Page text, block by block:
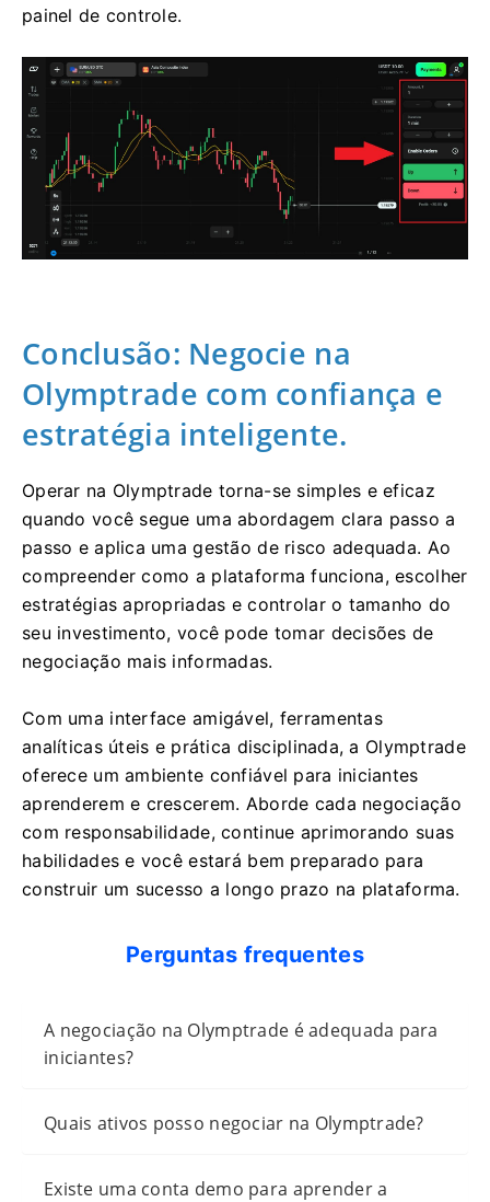
painel de controle.
Conclusão: Negocie na
Olymptrade com confiança e
estratégia inteligente.
Operar na Olymptrade torna-se simples e eficaz
quando você segue uma abordagem clara passo a
passo e aplica uma gestão de risco adequada. Ao
compreender como a plataforma funciona, escolher
estratégias apropriadas e controlar o tamanho do
seu investimento, você pode tomar decisões de
negociação mais informadas.
Com uma interface amigável, ferramentas
analíticas úteis e prática disciplinada, a Olymptrade
oferece um ambiente confiável para iniciantes
aprenderem e crescerem. Aborde cada negociação
com responsabilidade, continue aprimorando suas
habilidades e você estará bem preparado para
construir um sucesso a longo prazo na plataforma.
Perguntas frequentes
A negociação na Olymptrade é adequada para
iniciantes?
Quais ativos posso negociar na Olymptrade?
Existe uma conta demo para aprender a